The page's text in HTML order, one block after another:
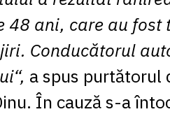
48 ani, care au
Conducătorul
a spus purtătorul
În cauză s-a